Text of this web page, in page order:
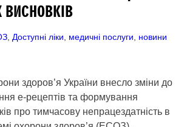
ВИСНОВКІВ
Доступні ліки медичні послуги новини
здоров’я України внесло зміни до
е-рецептів та формування
про тимчасову непрацездатність в